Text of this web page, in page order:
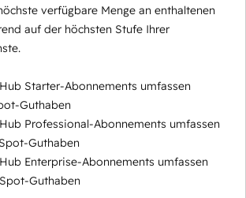
verfügbare Menge an enthaltenen
auf der höchsten Stufe Ihrer
Starter-Abonnements umfassen
Guthaben
Professional-Abonnements umfassen
Guthaben
Enterprise-Abonnements umfassen
Guthaben